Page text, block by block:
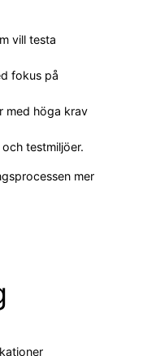
vill testa
fokus på
med höga krav
testmiljöer.
mer